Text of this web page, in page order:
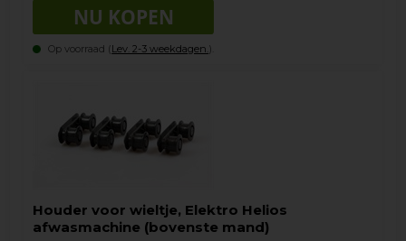
Op voorraad (Lev. 2-3 weekdagen. ).
Houder voor wieltje, Elektro Helios
afwasmachine (bovenste mand)